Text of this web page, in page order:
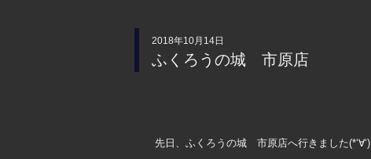
2018年10月14日
ふくろうの城 市原店
先日、ふくろうの城 市原店へ行きました(*‘∀‘)